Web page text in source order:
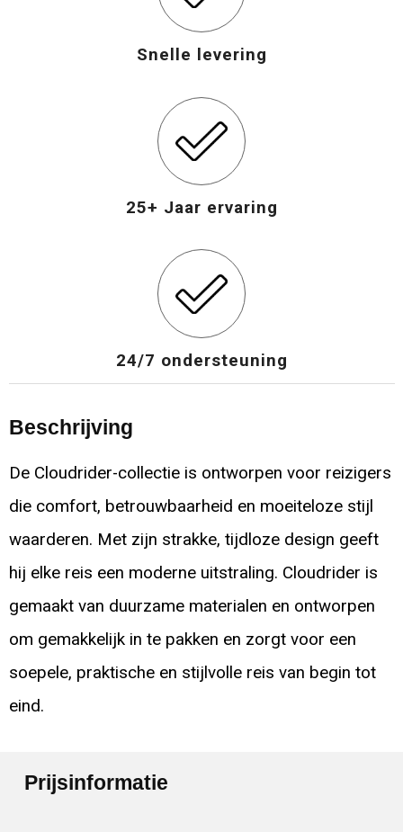
Snelle levering
25+ Jaar ervaring
24/7 ondersteuning
Beschrijving
De Cloudrider-collectie is ontworpen voor reizigers
die comfort, betrouwbaarheid en moeiteloze stijl
waarderen. Met zijn strakke, tijdloze design geeft
hij elke reis een moderne uitstraling. Cloudrider is
gemaakt van duurzame materialen en ontworpen
om gemakkelijk in te pakken en zorgt voor een
soepele, praktische en stijlvolle reis van begin tot
eind.
Prijsinformatie